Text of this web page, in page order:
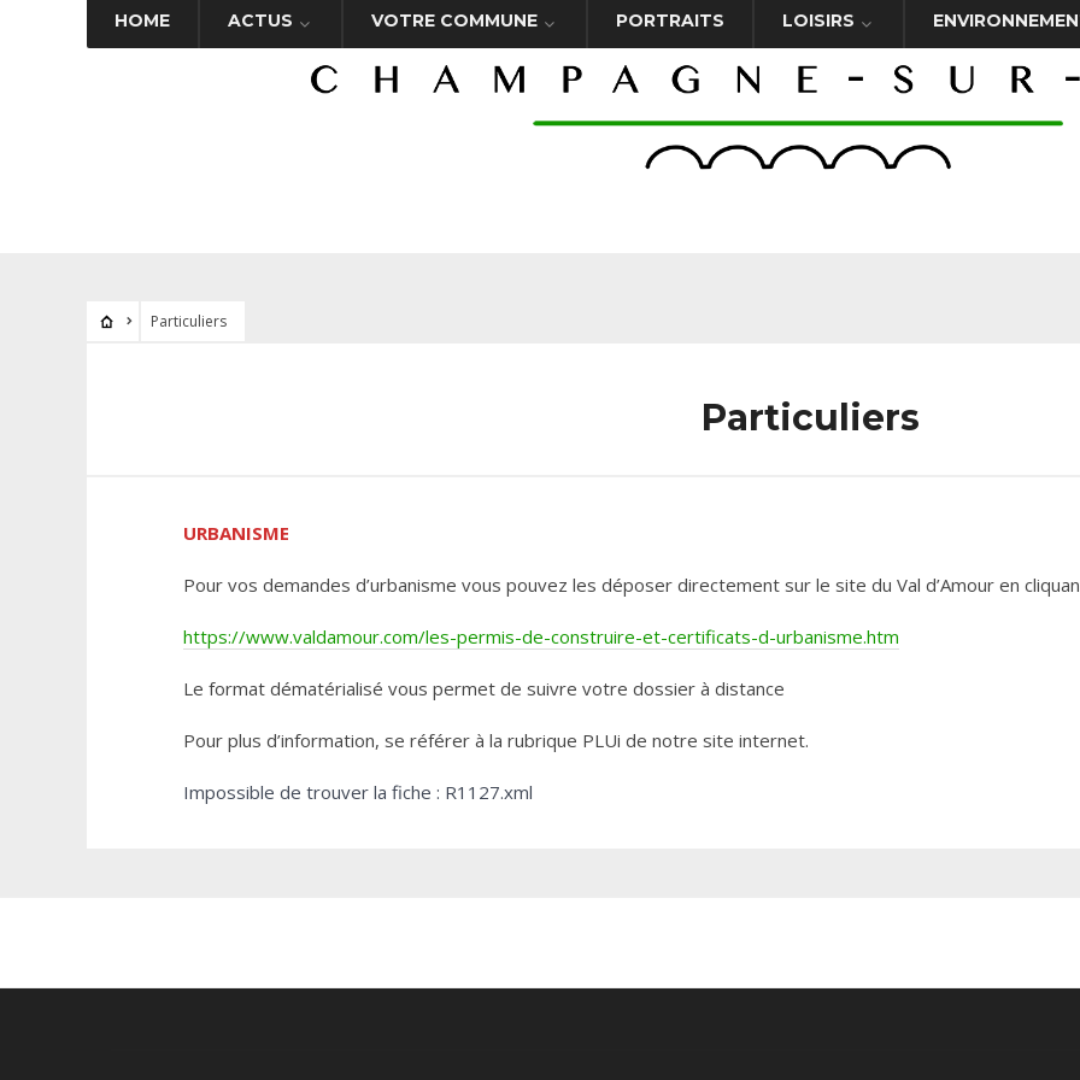
HOME ACTUS VOTRE COMMUNE PORTRAITS LOISIRS
Particuliers
Particuliers
URBANISME
Pour vos demandes d’urbanisme vous pouvez les déposer directement sur le site du Val d’Amour en
https://www.valdamour.com/les-permis-de-construire-et-certificats-d-urbanisme.htm
Le format dématérialisé vous permet de suivre votre dossier à distance
Pour plus d’information, se référer à la rubrique PLUi de notre site internet.
Impossible de trouver la fiche : R1127.xml